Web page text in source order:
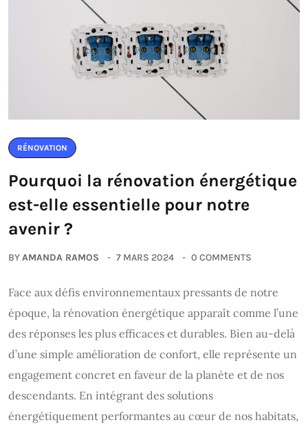
RÉNOVATION
Pourquoi la rénovation énergétique
est-elle essentielle pour notre
avenir ?
BYAMANDA RAMOS 7 MARS 2024 0 COMMENTS
Face aux défis environnementaux pressants de notre
époque, la rénovation énergétique apparaît comme l’une
des réponses les plus efficaces et durables. Bien au-delà
d’une simple amélioration de confort, elle représente un
engagement concret en faveur de la planète et de nos
descendants. En intégrant des solutions
énergétiquement performantes au cœur de nos habitats,